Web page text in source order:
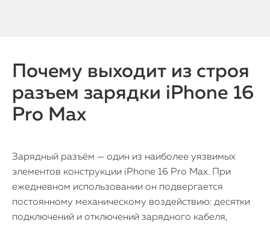
Почему выходит из строя
разъем зарядки iPhone 16
Pro Max
Зарядный разъём — один из наиболее уязвимых
элементов конструкции iPhone 16 Pro Max. При
ежедневном использовании он подвергается
постоянному механическому воздействию: десятки
подключений и отключений зарядного кабеля,